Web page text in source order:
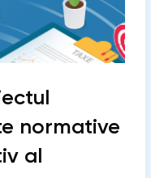
normative
al